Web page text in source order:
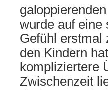
wurde auf eine
Gefühl erstmal
den Kindern
kompliziertere
Zwischenzeit